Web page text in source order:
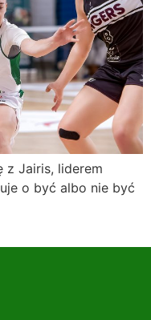
z Jairis, liderem
o być albo nie być